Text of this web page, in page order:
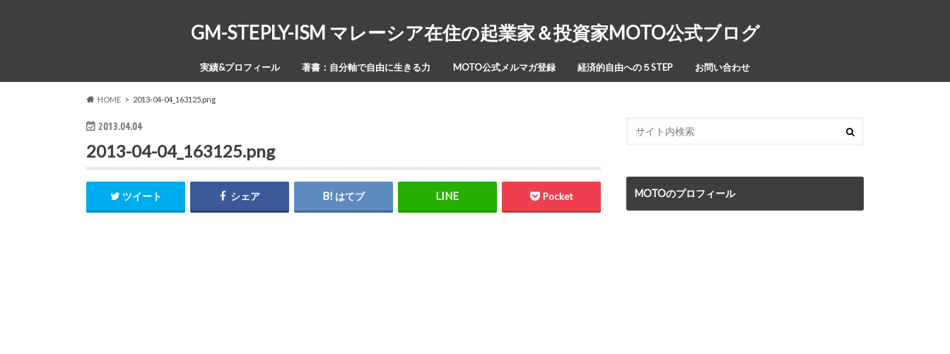
GM-STEPLY-ISM マレーシア在住の起業家＆投資家MOTO公式ブログ
実績&プロフィール 著書：自分軸で自由に生きる力 MOTO公式メルマガ登録 経済的自由への５STEP お問い合わせ
HOME 2013-04-04_163125.png
2013.04.04
2013-04-04_163125.png
ツイート シェア はてブ Pocket MOTOのプロフィール